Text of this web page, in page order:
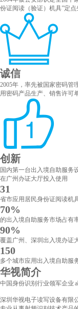
份证阅读（验证）机具”定
诚信
2005年，率先被国家密码管
用密码产品生产、销售许可
创新
国内第一台出入境自助服务
在广州办证大厅投入使用
31
省市应用居民身份证阅读机
70%
的出入境自助服务市场占有
90%
覆盖广州、深圳出入境办证
150
多个城市应用出入境自助服
华视简介
中国身份识别行业领军企业
深圳华视电子读写设备有限